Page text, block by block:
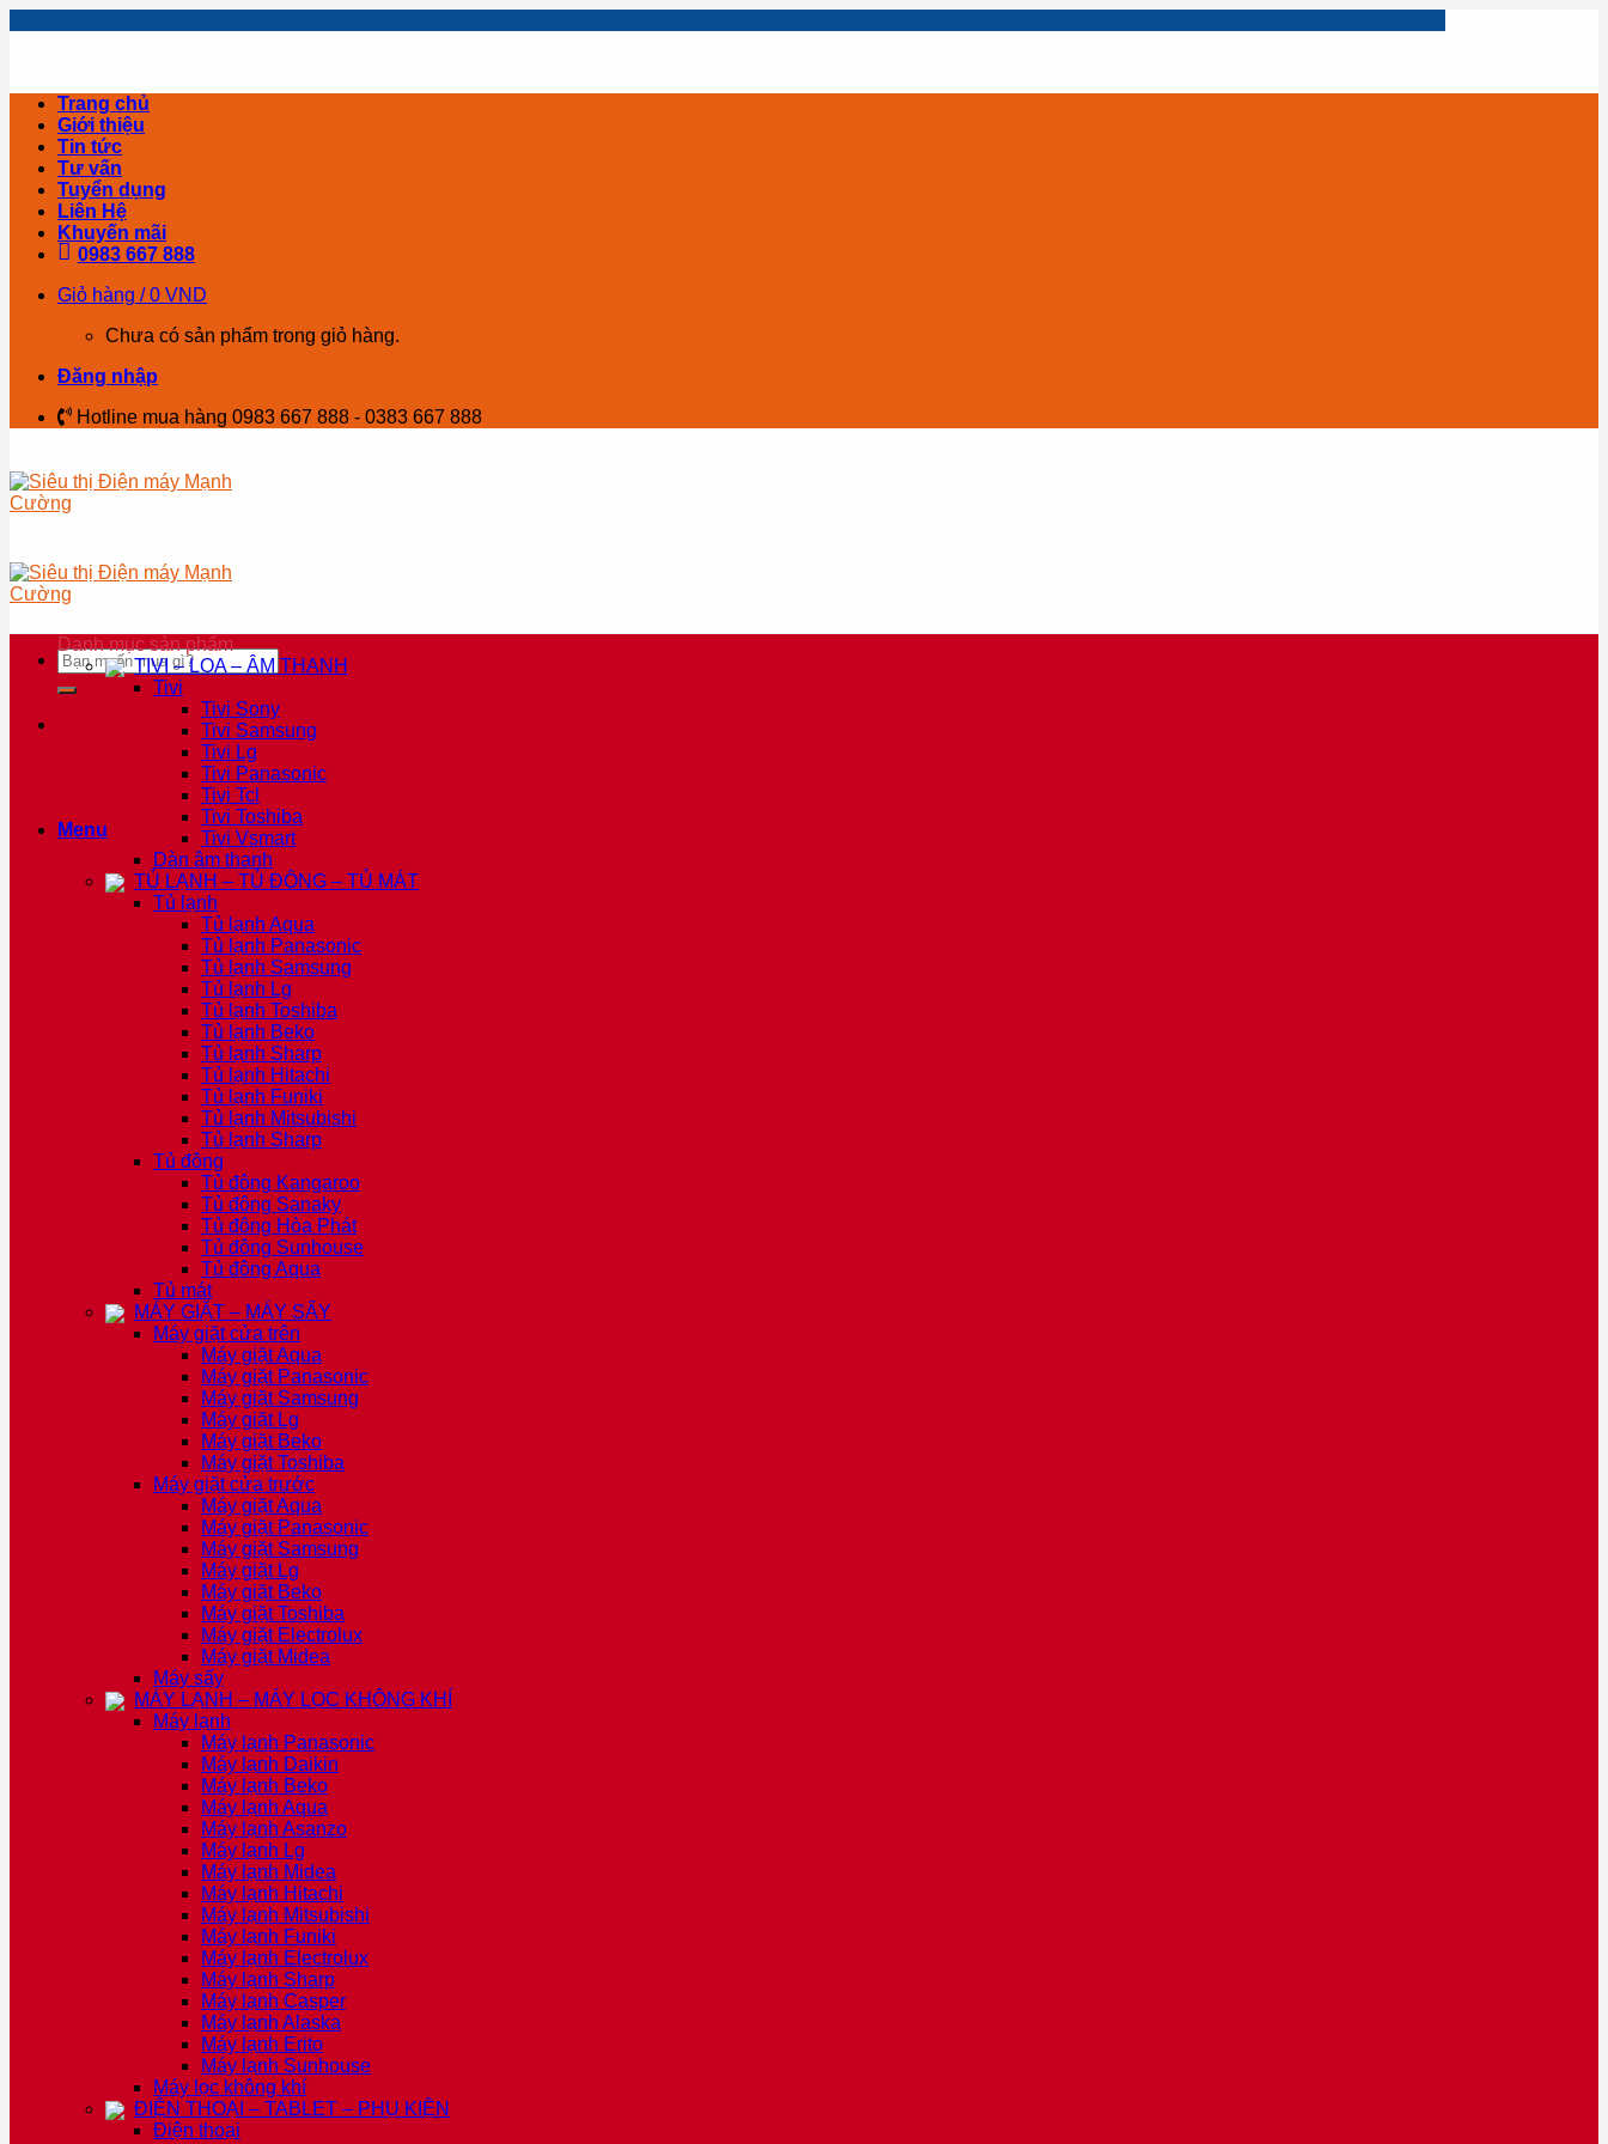
Trang chủ
Giới thiệu
Tin tức
Tư vấn
Tuyển dụng
Liên Hệ
Khuyến mãi
0983 667 888
Giỏ hàng /0 VND
Chưa có sản phẩm trong giỏ hàng.
Đăng nhập
Hotline mua hàng 0983 667 888 - 0383 667 888
Tìm
kiếm:
Menu
Danh mục sản phẩm
TIVI – LOA – ÂM THANH
Tivi
Tivi Sony
Tivi Samsung
Tivi Lg
Tivi Panasonic
Tivi Tcl
Tivi Toshiba
Tivi Vsmart
Dàn âm thanh
TỦ LẠNH – TỦ ĐÔNG – TỦ MÁT
Tủ lạnh
Tủ lạnh Aqua
Tủ lạnh Panasonic
Tủ lạnh Samsung
Tủ lạnh Lg
Tủ lạnh Toshiba
Tủ lạnh Beko
Tủ lạnh Sharp
Tủ lạnh Hitachi
Tủ lạnh Funiki
Tủ lạnh Mitsubishi
Tủ lạnh Sharp
Tủ đông
Tủ đông Kangaroo
Tủ đông Sanaky
Tủ đông Hòa Phát
Tủ đông Sunhouse
Tủ đông Aqua
Tủ mát
MÁY GIẶT – MÁY SẤY
Máy giặt cửa trên
Máy giặt Aqua
Máy giặt Panasonic
Máy giặt Samsung
Máy giặt Lg
Máy giặt Beko
Máy giặt Toshiba
Máy giặt cửa trước
Máy giặt Aqua
Máy giặt Panasonic
Máy giặt Samsung
Máy giặt Lg
Máy giặt Beko
Máy giặt Toshiba
Máy giặt Electrolux
Máy giặt Midea
Máy sấy
MÁY LẠNH – MÁY LỌC KHÔNG KHÍ
Máy lạnh
Máy lạnh Panasonic
Máy lạnh Daikin
Máy lạnh Beko
Máy lạnh Aqua
Máy lạnh Asanzo
Máy lạnh Lg
Máy lạnh Midea
Máy lạnh Hitachi
Máy lạnh Mitsubishi
Máy lạnh Funiki
Máy lạnh Electrolux
Máy lạnh Sharp
Máy lạnh Casper
Máy lạnh Alaska
Máy lạnh Erito
Máy lạnh Sunhouse
Máy lọc không khí
ĐIỆN THOẠI – TABLET – PHỤ KIỆN
Điện thoại